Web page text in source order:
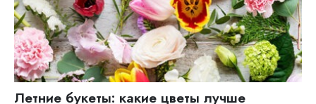
Летние букеты: какие цветы лучше